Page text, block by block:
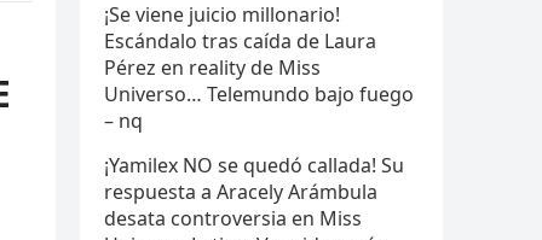
¡Se viene juicio millonario!
Escándalo tras caída de Laura
Pérez en reality de Miss
Universo… Telemundo bajo fuego
– nq
¡Yamilex NO se quedó callada! Su
respuesta a Aracely Arámbula
desata controversia en Miss